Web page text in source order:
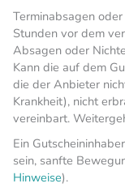
Terminabsagen
Stunden vor dem
Absagen oder
Kann die auf dem
die der Anbieter
Krankheit), nicht
vereinbart.
Ein
sein, sanfte
Hinweise).